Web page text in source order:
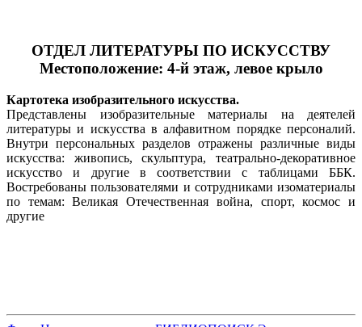
ОТДЕЛ ЛИТЕРАТУРЫ ПО ИСКУССТВУ
Местоположение: 4-й этаж, левое крыло
Картотека изобразительного искусства.
Представлены изобразительные материалы на деятелей
литературы и искусства в алфавитном порядке персоналий.
Внутри персональных разделов отражены различные виды
искусства: живопись, скульптура, театрально-декоративное
искусство и другие в соответствии с таблицами ББК.
Востребованы пользователями и сотрудниками изоматериалы
по темам: Великая Отечественная война, спорт, космос и
другие